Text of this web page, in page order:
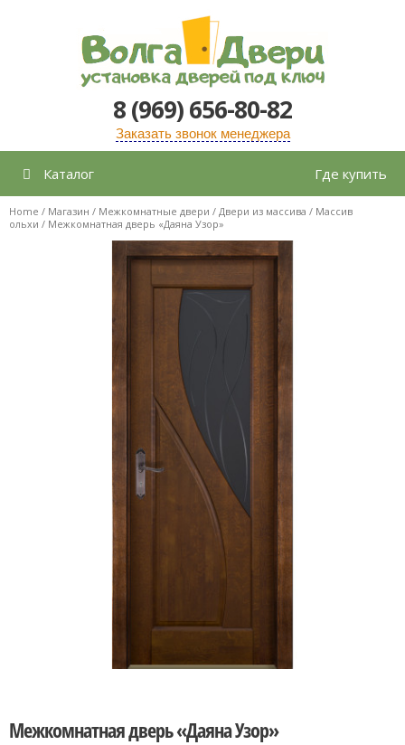
содержимому
8 (969) 656-80-82
Заказать звонок менеджера
Каталог Где купить
Home / Магазин / Межкомнатные двери / Двери из массива / Массив
ольхи / Межкомнатная дверь «Даяна Узор»
Межкомнатная дверь «Даяна Узор»